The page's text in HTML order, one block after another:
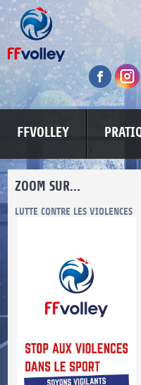
FFVOLLEY
ZOOM SUR...
LUTTE CONTRE LES VIOLENCES